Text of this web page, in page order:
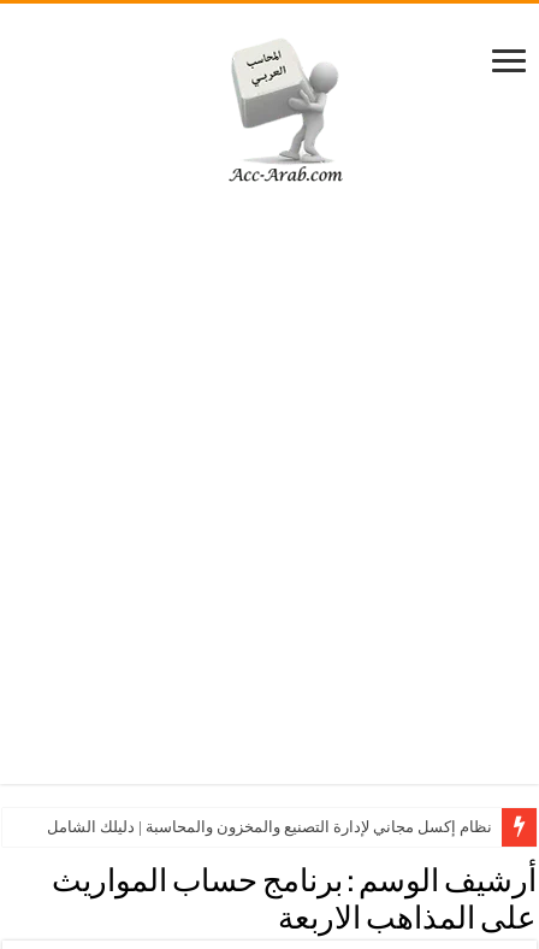
نظام إكسل مجاني لإدارة التصنيع والمخزون والمحاسبة | دليلك الشامل
أرشيف الوسم : برنامج حساب المواريث
على المذاهب الاربعة